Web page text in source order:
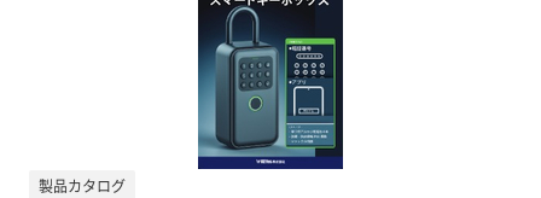
製品カタログ